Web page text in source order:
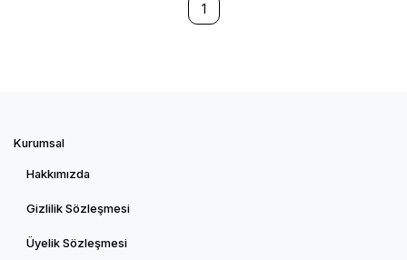
1
Kurumsal
Hakkımızda
Gizlilik Sözleşmesi
Üyelik Sözleşmesi